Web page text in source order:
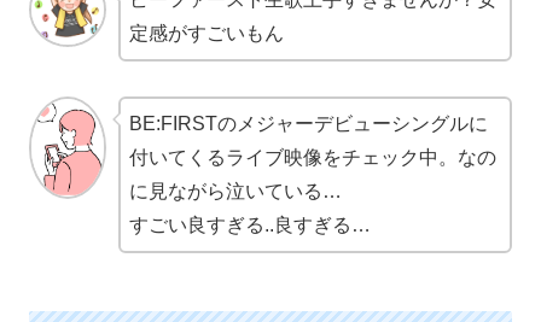
定感がすごいもん
BE:FIRSTのメジャーデビューシングルに
付いてくるライブ映像をチェック中。なの
に見ながら泣いている…
すごい良すぎる..良すぎる…